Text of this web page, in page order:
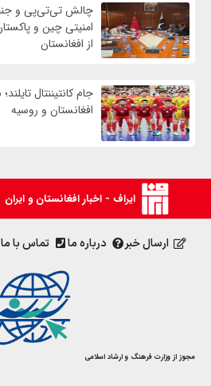
چالش تی‌تی‌پی و
امنیتی چین و
از افغانستان
جام کانتیننتال
افغانستان و روسیه
ایراف - اخبار افغانستان و ایران
ارسال خبر درباره ما تماس با ما
مجوز از وزارت فرهنگ و ارشاد اسلامی